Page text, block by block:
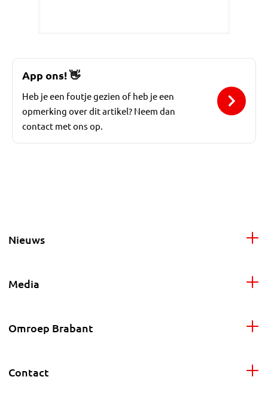
App ons!👋
Heb je een foutje gezien of heb je een
opmerking over dit artikel? Neem dan
contact met ons op.
Nieuws
Media
Omroep Brabant
Contact